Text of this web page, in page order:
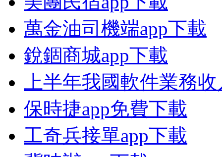
萬金油司機端app下載
銳錮商城app下載
上半年我國軟件業務
保時捷app免費下載
工奇兵接單app下載